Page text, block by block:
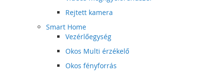
Rejtett kamera
Smart Home
Vezérlőegység
Okos Multi érzékelő
Okos fényforrás